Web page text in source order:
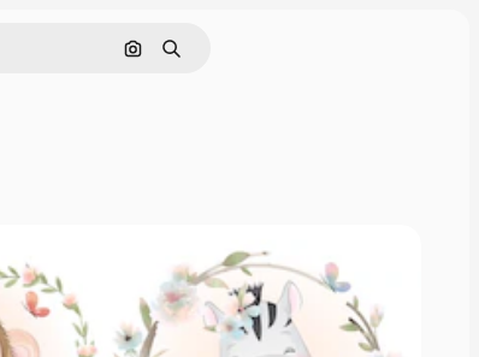
画像で検索
検索